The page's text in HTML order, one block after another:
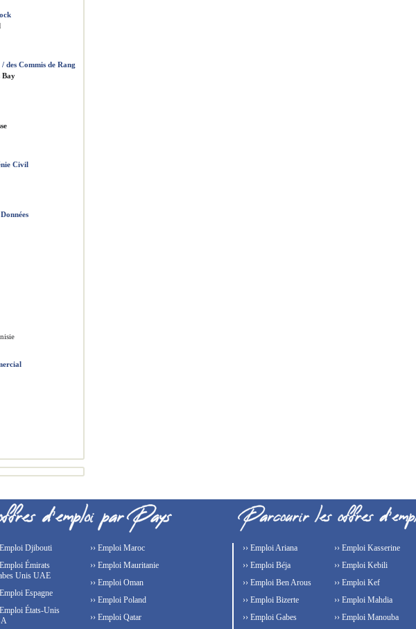
des Commis de Rang
Bay
Civil
Emploi Djibouti
Emploi Émirats
Unis UAE
Emploi Espagne
Emploi États-Unis
›› Emploi Maroc
›› Emploi Mauritanie
›› Emploi Oman
›› Emploi Poland
›› Emploi Qatar
›› Emploi Ariana
›› Emploi Béja
›› Emploi Ben Arous
›› Emploi Bizerte
›› Emploi Gabes
›› Emploi Kasserine
›› Emploi Kebili
›› Emploi Kef
›› Emploi Mahdia
›› Emploi Manouba